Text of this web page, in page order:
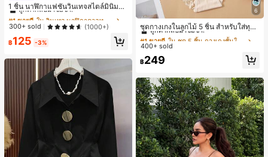
1 ชิ้น นาฬิกาแฟชั่นวินเทจสไตล์มินิมอล
เลขโรมันสำหรับผู้หญิง เหมาะสำหรับก
ารตกแต่งประจำวัน
ลูกค้ากลับมาซื้อซ้ำ!
#1 ขายดี
ลูกค้ากลับมาซื้อซ้ำ!
#1 ขายดี
ลูกค้ากลับมาซื้อซ้ำ!
#1 ขายดี
ลูกค้ากลับมาซื้อซ้ำ!
300+ sold (1000+)
฿125 -3%
6
ชุดกางเกงในลูกไม้ 5 ชิ้น สำหรับใส่ทุกวั
น
#1 ขายดี
ลูกค้ากลับมาซื้อซ้ำ!
#1 ขายดี
ลูกค้ากลับมาซื้อซ้ำ!
#1 ขายดี
ลูกค้ากลับมาซื้อซ้ำ!
#1 ขายดี
400+ sold
฿249